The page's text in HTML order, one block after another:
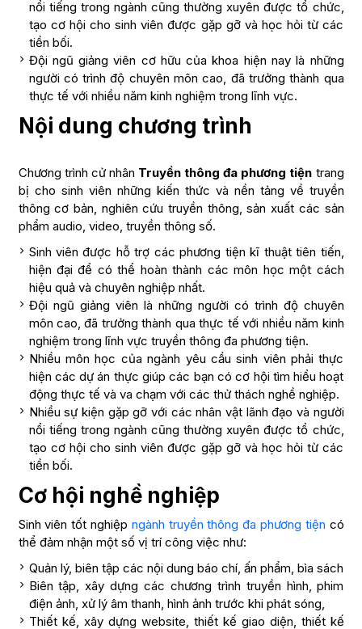
nổi tiếng trong ngành cũng thường xuyên được tổ chức,
tạo cơ hội cho sinh viên được gặp gỡ và học hỏi từ các
tiền bối.
Đội ngũ giảng viên cơ hữu của khoa hiện nay là những
người có trình độ chuyên môn cao, đã trưởng thành qua
thực tế với nhiều năm kinh nghiệm trong lĩnh vực.
Nội dung chương trình
Chương trình cử nhân Truyền thông đa phương tiện trang
bị cho sinh viên những kiến thức và nền tảng về truyền
thông cơ bản, nghiên cứu truyền thông, sản xuất các sản
phẩm audio, video, truyền thông số.
Sinh viên được hỗ trợ các phương tiện kĩ thuật tiên tiến,
hiện đại để có thể hoàn thành các môn học một cách
hiệu quả và chuyên nghiệp nhất.
Đội ngũ giảng viên là những người có trình độ chuyên
môn cao, đã trưởng thành qua thực tế với nhiều năm kinh
nghiệm trong lĩnh vực truyền thông đa phương tiện.
Nhiều môn học của ngành yêu cầu sinh viên phải thực
hiện các dự án thực giúp các bạn có cơ hội tìm hiểu hoạt
động thực tế và va chạm với các thử thách nghề nghiệp.
Nhiều sự kiện gặp gỡ với các nhân vật lãnh đạo và người
nổi tiếng trong ngành cũng thường xuyên được tổ chức,
tạo cơ hội cho sinh viên được gặp gỡ và học hỏi từ các
tiền bối.
Cơ hội nghề nghiệp
Sinh viên tốt nghiệp ngành truyền thông đa phương tiện có
thể đảm nhận một số vị trí công việc như:
Quản lý, biên tập các nội dung báo chí, ấn phẩm, bìa sách
Biên tập, xây dựng các chương trình truyền hình, phim
điện ảnh, xử lý âm thanh, hình ảnh trước khi phát sóng,
Thiết kế, xây dựng website, thiết kế giao diện, thiết kế